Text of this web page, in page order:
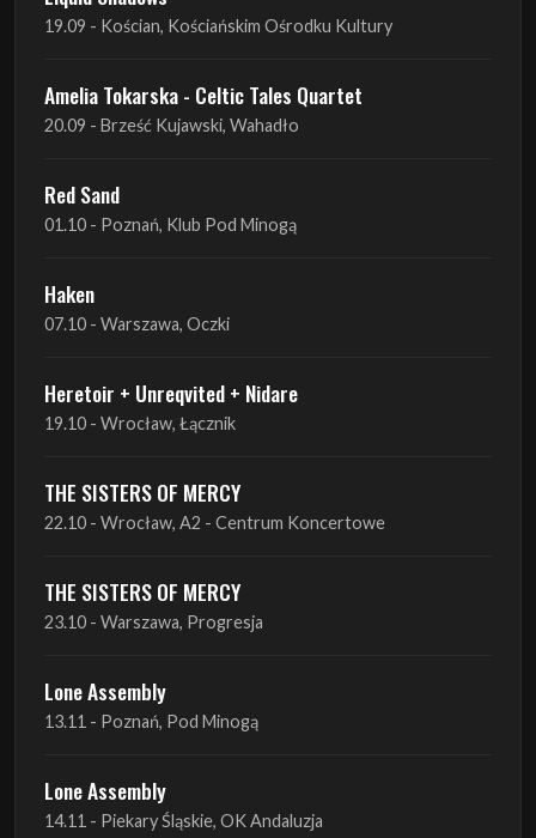
20.09 - Brześć Kujawski, Wahadło
Red Sand
Haken
Heretoir + Unreqvited + Nidare
THE SISTERS OF MERCY
22.10 - Wrocław, A2 - Centrum Koncertowe
THE SISTERS OF MERCY
Lone Assembly
Lone Assembly
14.11 - Piekary Śląskie, OK Andaluzja
Lone Assembly
15.11 - Warszawa, Potok